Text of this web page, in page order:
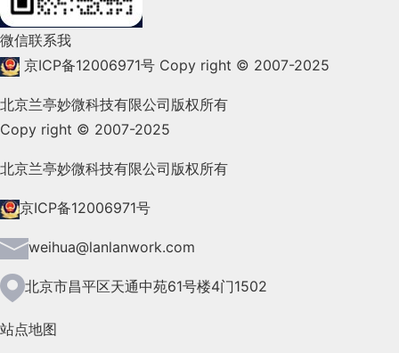
2021年12月(105)
2021年9月(153)
2021年8月(147)
2021年7月(149)
2021年6月(157)
2021年5月(124)
微信联系我
京ICP备12006971号 Copy right © 2007-2025
北京兰亭妙微科技有限公司版权所有
Copy right © 2007-2025
北京兰亭妙微科技有限公司版权所有
京ICP备12006971号
weihua@lanlanwork.com
北京市昌平区天通中苑61号楼4门1502
站点地图